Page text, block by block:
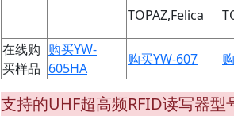
TOPAZ,Felica
在线购
买样品
购买YW-
605HA
购买YW-607
支持的UHF超高频RFID读写器型